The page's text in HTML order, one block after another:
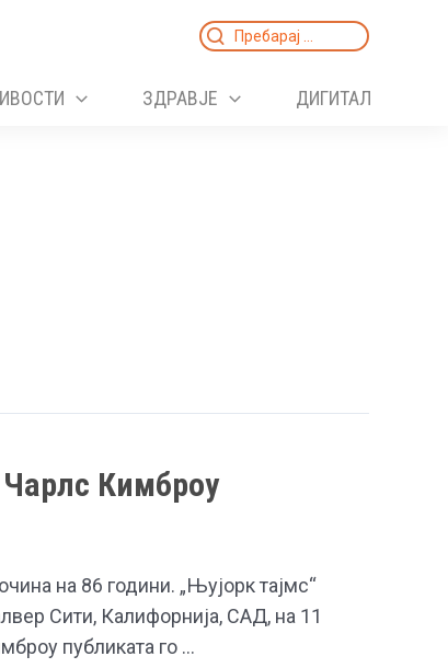
Search
ЗДРАВЈЕ ДИГИТАЛ
Кимброу
на 86 години. „Њујорк тајмс“
Cити, Калифорнија, САД, на 11
публиката го …